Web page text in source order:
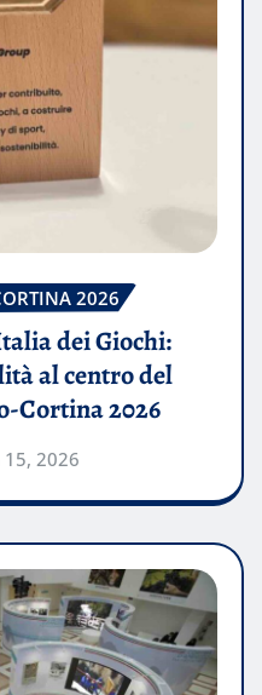
2026
dei Giochi:
al centro del
Cortina 2026
15, 2026